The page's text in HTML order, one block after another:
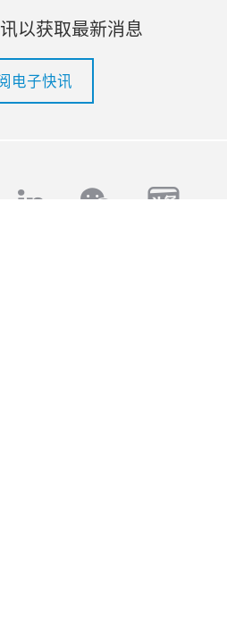
以获取最新消息
电子快讯
linkedinwechat